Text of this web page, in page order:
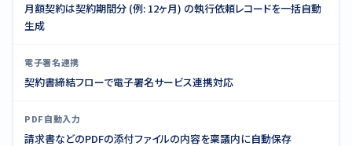
月額契約は契約期間分 (例: 12ヶ月) の執行依頼レコードを一括自動
生成
電子署名連携
契約書締結フローで電子署名サービス連携対応
PDF自動入力
請求書などのPDFの添付ファイルの内容を稟議内に自動保存